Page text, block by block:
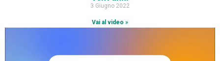
3 Giugno 2022
Vai al video »